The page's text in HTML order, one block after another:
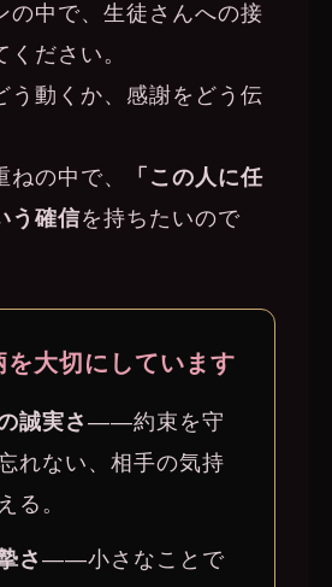
の中で、生徒さんへの接
ください。
う動くか、感謝をどう伝
の中で、
「この人に任
う確信を持ちたいので
を大切にしています
誠実さ ——約束を守
れない、相手の気持
る。
さ ——小さなことで